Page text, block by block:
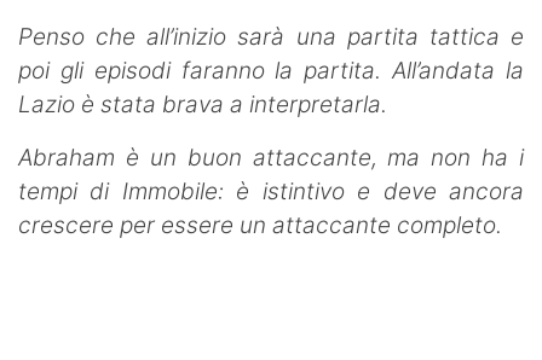
Penso che all’inizio sarà una partita tattica e
poi gli episodi faranno la partita. All’andata la
Lazio è stata brava a interpretarla.
Abraham è un buon attaccante, ma non ha i
tempi di Immobile: è istintivo e deve ancora
crescere per essere un attaccante completo.